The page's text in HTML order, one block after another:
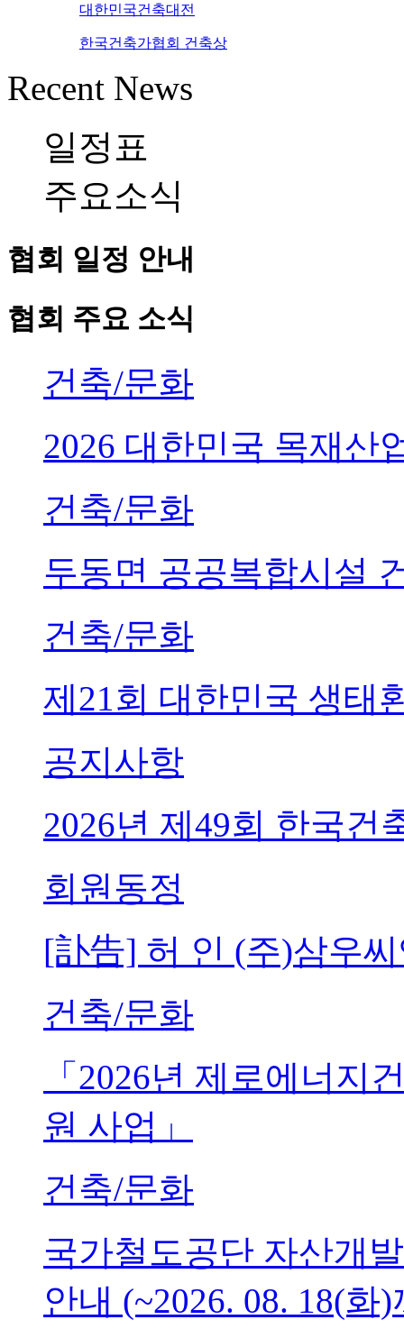
대한민국건축대전
한국건축가협회 건축상
Recent News
일정표
주요소식
협회 일정 안내
협회 주요 소식
건축/문화
2026 대한민국 목재산
건축/문화
두동면 공공복합시설
건축/문화
제21회 대한민국 생태
공지사항
2026년 제49회 한국건
회원동정
[訃告] 허 인 (주)삼우
건축/문화
「2026년 제로에너지
원 사업」
건축/문화
국가철도공단 자산개
안내 (~2026. 08. 18(화